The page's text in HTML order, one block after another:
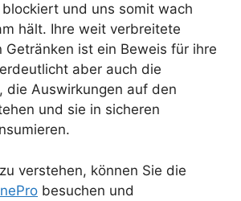
und uns somit wach
hält. Ihre weit verbreitete
Getränken ist ein Beweis für ihre
aber auch die
die Auswirkungen auf den
und sie in sicheren
verstehen, können Sie die
besuchen und